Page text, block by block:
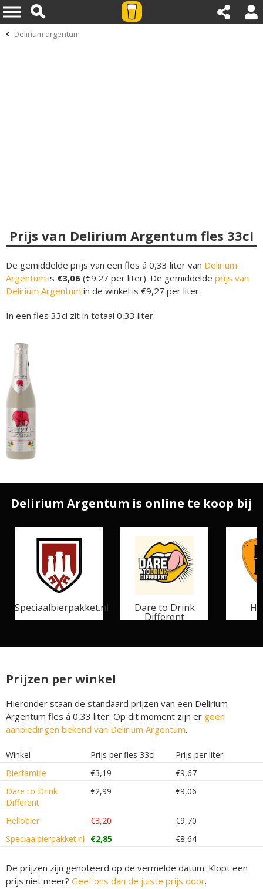
Delirium argentum
Prijs van Delirium Argentum fles 33cl
De gemiddelde prijs van een fles á 0,33 liter van Delirium
Argentum is €3,06 (€9.27 per liter). De gemiddelde prijs van
Delirium Argentum in de winkel is €9,27 per liter.
In een fles 33cl zit in totaal 0,33 liter.
Delirium Argentum is online te koop bij
Speciaalbierpakket.nl Dare to Drink
Different
Prijzen per winkel
Hieronder staan de standaard prijzen van een Delirium
Argentum fles á 0,33 liter. Op dit moment zijn er geen
aanbiedingen bekend van Delirium Argentum.
Winkel Prijs per fles 33cl
Prijs per liter
Bierfamilie
€3,19
€9,67
Dare to Drink
Different
€2,99 €9,06
Hellobier €3,20
€9,70
Speciaalbierpakket.nl
€2,85 €8,64
De prijzen zijn genoteerd op de vermelde datum. Klopt een
prijs niet meer? Geef ons dan de juiste prijs door.